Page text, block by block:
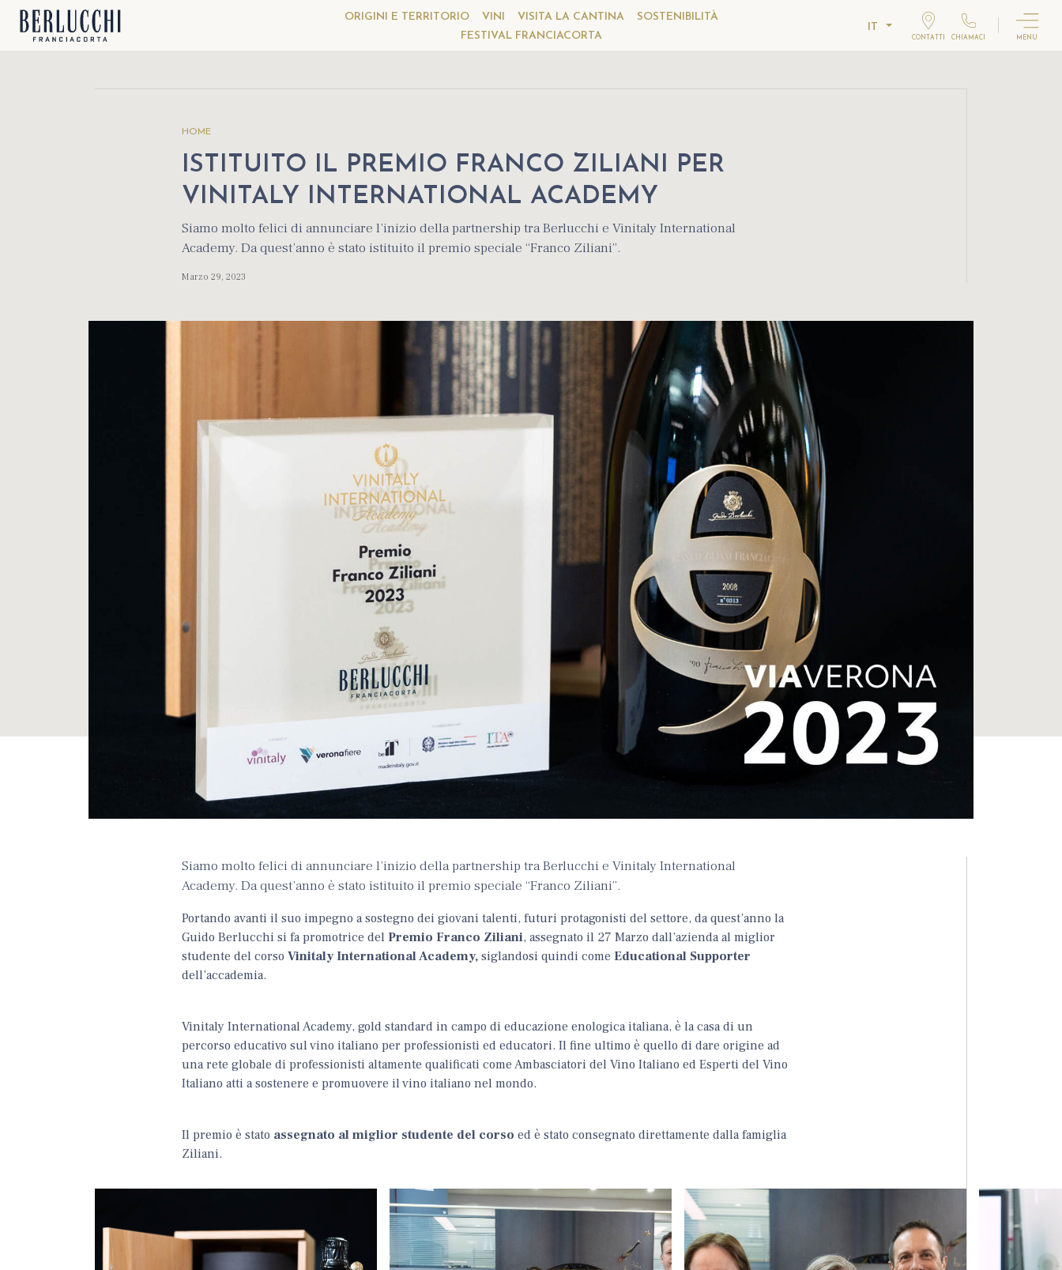
ORIGINI E TERRITORIO VINI VISITA LA CANTINA
SOSTENIBILITÀ
FESTIVAL FRANCIACORTA
IT
CONTATTI CHIAMACI MENU
HOME
ISTITUITO IL PREMIO FRANCO ZILIANI PER
VINITALY INTERNATIONAL ACADEMY
Siamo molto felici di annunciare l’inizio della partnership tra Berlucchi e Vinitaly International
Academy. Da quest’anno è stato istituito il premio speciale “Franco Ziliani”.
Marzo 29, 2023
Siamo molto felici di annunciare l’inizio della partnership tra Berlucchi e Vinitaly International
Academy. Da quest’anno è stato istituito il premio speciale “Franco Ziliani”.
Portando avanti il suo impegno a sostegno dei giovani talenti, futuri protagonisti del settore, da quest’anno la
Guido Berlucchi si fa promotrice del Premio Franco Ziliani, assegnato il 27 Marzo dall’azienda al miglior
studente del corsoVinitaly International Academy, siglandosi quindi come Educational Supporter
dell’accademia.
Vinitaly International Academy, gold standard in campo di educazione enologica italiana, è la casa di un
percorso educativo sul vino italiano per professionisti ed educatori. Il fine ultimo è quello di dare origine ad
una rete globale di professionisti altamente qualificati come Ambasciatori del Vino Italiano ed Esperti del Vino
Italiano atti a sostenere e promuovere il vino italiano nel mondo.
Il premio è stato assegnato al miglior studente del corso ed è stato consegnato direttamente dalla famiglia
Ziliani.